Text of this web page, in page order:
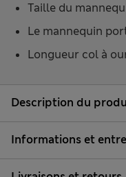
Description du
Informations et
Taille du
Le mannequin
Longueur col à